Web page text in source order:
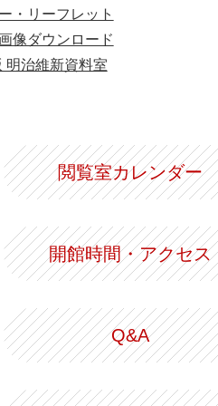
・リーフレット
像ダウンロード
明治維新資料室
閲覧室カレンダー
開館時間・アクセス
Q&A